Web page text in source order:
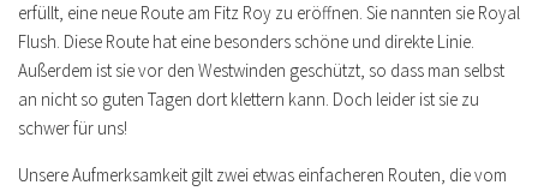
erfüllt, eine neue Route am Fitz Roy zu eröffnen. Sie nannten sie Royal
Flush. Diese Route hat eine besonders schöne und direkte Linie.
Außerdem ist sie vor den Westwinden geschützt, so dass man selbst
an nicht so guten Tagen dort klettern kann. Doch leider ist sie zu
schwer für uns!
Unsere Aufmerksamkeit gilt zwei etwas einfacheren Routen, die vom